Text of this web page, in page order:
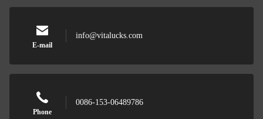
E-mail
info@vitalucks.com
Phone
0086-153-06489786